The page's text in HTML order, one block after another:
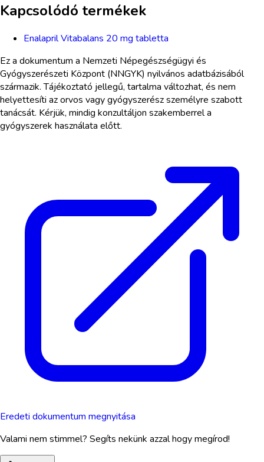
Kapcsolódó termékek
Enalapril Vitabalans 20 mg tabletta
Ez a dokumentum a Nemzeti Népegészségügyi és
Gyógyszerészeti Központ (NNGYK) nyilvános adatbázisából
származik. Tájékoztató jellegű, tartalma változhat, és nem
helyettesíti az orvos vagy gyógyszerész személyre szabott
tanácsát. Kérjük, mindig konzultáljon szakemberrel a
gyógyszerek használata előtt.
Eredeti dokumentum megnyitása
Valami nem stimmel? Segíts nekünk azzal hogy megírod!